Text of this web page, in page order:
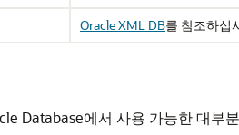
Oracle XML DB를 참조하십
Database에서 사용 가능한 대부